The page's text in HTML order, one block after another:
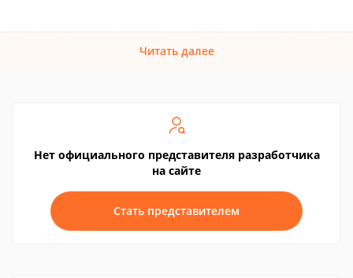
Читать далее
Нет официального представителя разработчика
на сайте
Стать представителем